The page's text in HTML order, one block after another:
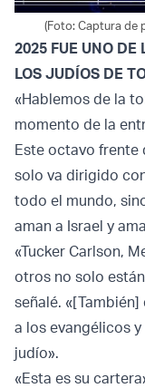
(Foto: Captura de
2025 FUE UNO DE
LOS JUDÍOS DE
«Hablemos de la
momento de la
Este octavo frente
solo va dirigido
todo el mundo,
aman a Israel y
«Tucker Carlson,
otros no solo
señalé.
a los evangélicos
judío».
«Esta es su